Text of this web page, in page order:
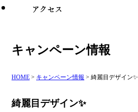
キャンペーン情報
HOME > キャンペーン情報 > 綺麗目デザイン✨
綺麗目デザイン✨